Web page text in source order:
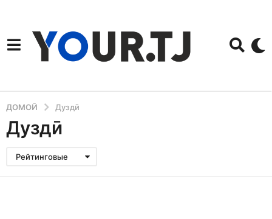
ДОМОЙ Дуздӣ
Дуздӣ
Рейтинговые